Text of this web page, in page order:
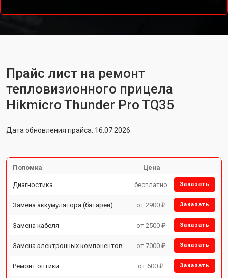
Прайс лист на ремонт
тепловизионного прицела
Hikmicro Thunder Pro TQ35
Дата обновления прайса: 16.07.2026
Поломка Цена
Диагностика бесплатно Заказать
Замена аккумулятора (батареи) от 2900 ₽ Заказать
Замена кабеля от 2500 ₽ Заказать
Замена электронных компонентов от 7000 ₽ Заказать
Ремонт оптики от 600 ₽ Заказать